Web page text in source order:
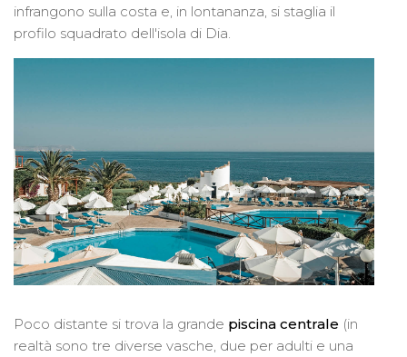
infrangono sulla costa e, in lontananza, si staglia il
profilo squadrato dell'isola di Dia.
Poco distante si trova la grande piscina centrale (in
realtà sono tre diverse vasche, due per adulti e una